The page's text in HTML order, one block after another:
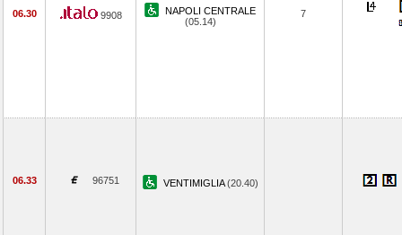
06.30 9908
NAPOLI CENTRALE
(05.14)
7
06.33 96751 VENTIMIGLIA(20.40)